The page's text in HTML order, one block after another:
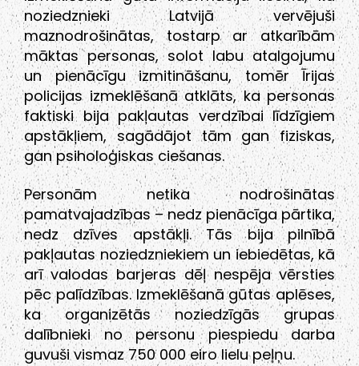
noziedznieki Latvijā vervējuši
maznodrošinātas, tostarp ar atkarībām
māktas personas, solot labu atalgojumu
un pienācīgu izmitināšanu, tomēr Īrijas
policijas izmeklēšanā atklāts, ka personas
faktiski bija pakļautas verdzībai līdzīgiem
apstākļiem, sagādājot tām gan fiziskas,
gan psiholoģiskas ciešanas.
Personām netika nodrošinātas
pamatvajadzības – nedz pienācīga pārtika,
nedz dzīves apstākļi. Tās bija pilnībā
pakļautas noziedzniekiem un iebiedētas, kā
arī valodas barjeras dēļ nespēja vērsties
pēc palīdzības. Izmeklēšanā gūtas aplēses,
ka organizētās noziedzīgās grupas
dalībnieki no personu piespiedu darba
guvuši vismaz 750 000 eiro lielu peļņu.